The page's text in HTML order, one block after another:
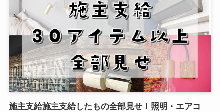
施主支給施主支給したもの全部見せ！照明・エアコ